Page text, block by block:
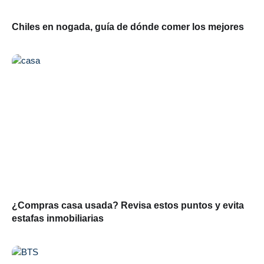
Chiles en nogada, guía de dónde comer los mejores
¿Compras casa usada? Revisa estos puntos y evita
estafas inmobiliarias